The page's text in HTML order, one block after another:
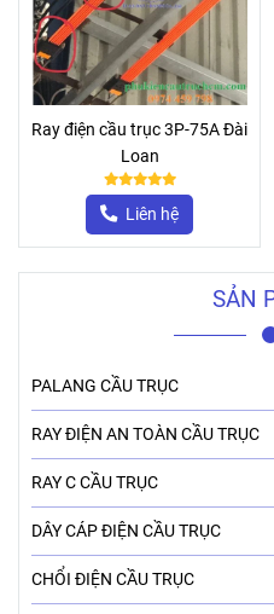
Ray điện cầu trục 3P-75A Đài
Loan
Liên hệ
SẢN
PALANG CẦU TRỤC
RAY ĐIỆN AN TOÀN CẦU TRỤC
RAY C CẦU TRỤC
DÂY CÁP ĐIỆN CẦU TRỤC
CHỔI ĐIỆN CẦU TRỤC